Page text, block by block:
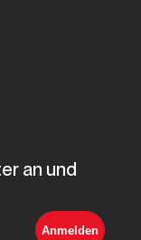
an und
Anmelden